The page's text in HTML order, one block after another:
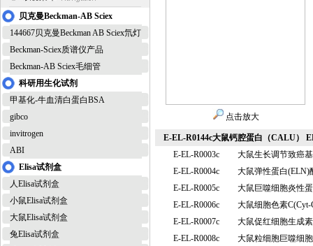
贝克曼Beckman-AB Sciex
144667贝克曼Beckman AB Sciex氘灯
Beckman-Sciex质谱仪产品
Beckman-AB Sciex毛细管
科研用生化试剂
甲基化-牛血清白蛋白BSA
gibco
invitrogen
ABI
Elisa试剂盒
人Elisa试剂盒
小鼠Elisa试剂盒
大鼠Elisa试剂盒
兔Elisa试剂盒
点击放大
E-EL-R0144c大鼠钙腔蛋白（CALU）
E-EL-R0003c
大鼠生长调节致癌
E-EL-R0004c
大鼠弹性蛋白
E-EL-R0005c
大鼠巨噬细胞炎性
E-EL-R0006c
大鼠细胞色素
E-EL-R0007c
大鼠促红细胞生成
E-EL-R0008c
大鼠粒细胞巨噬细